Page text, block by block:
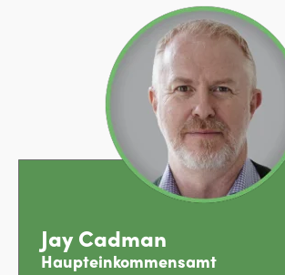
Jay Cadman
Haupteinkommensamt